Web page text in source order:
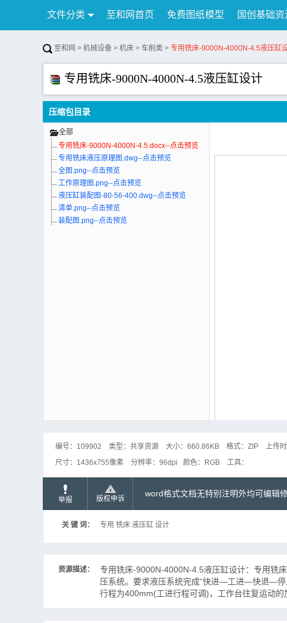
文件分类 至和网首页 免费图纸模型 国创基础
行业资讯 公告 联系我们
至和网 > 机械设备 > 机床 > 车削类 > 专用铣床-9000N-4000N-4.5液压缸
专用铣床-9000N-4000N-4.5液压缸设计
压缩包目录
全部
专用铣床-9000N-4000N-4.5.docx--点击预览
专用铣床液压原理图.dwg--点击预览
全图.png--点击预览
工作原理图.png--点击预览
液压缸装配图-80-56-400.dwg--点击预览
清单.png--点击预览
装配图.png--点击预览
编号： 109902 类型： 共享资源 大小： 660.86KB 格式： ZIP 上传
尺寸： 1436x755像素 分辨率： 96dpi 颜色： RGB 工具：
举报 版权申诉
word格式文档无特别注明外均可编辑
关 键 词： 专用 铣床 液压缸 设计
资源描述：
专用铣床-9000N-4000N-4.5液压缸设计：专用铣
压系统。要求液压系统完成“快进—工进—快退—停
行程为400mm(工进行程可调)，工作台往复运动